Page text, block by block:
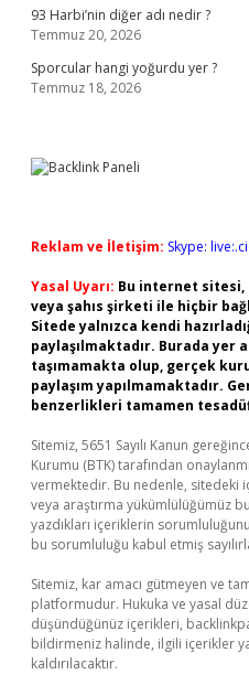
93 Harbi’nin diğer adı nedir ?
Temmuz 20, 2026
Sporcular hangi yoğurdu yer ?
Temmuz 18, 2026
Reklam ve İletişim: Skype:
Yasal Uyarı: Bu internet sitesi,
veya şahıs şirketi ile hiçbir
Sitede yalnızca kendi
paylaşılmaktadır. Burada
taşımamakta olup, gerçek
paylaşım yapılmamaktadır.
benzerlikleri tamamen
Sitemiz, 5651 Sayılı Kanun
Kurumu (BTK) tarafından
vermektedir. Bu nedenle, sitedeki
veya araştırma yükümlülüğümüz
yazdıkları içeriklerin
bu sorumluluğu kabul etmiş
Sitemiz, kar amacı gütmeyen ve
platformudur. Hukuka ve yasal
düşündüğünüz içerikleri,
bildirmeniz halinde, ilgili içerikler
kaldırılacaktır.